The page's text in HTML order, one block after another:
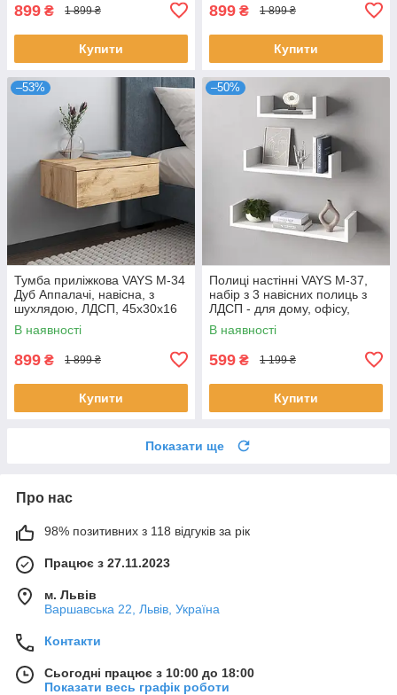
899 ₴ 1 899 ₴
Купити
899 ₴ 1 899 ₴
Купити
–53%
Тумба приліжкова VAYS M-34
Дуб Аппалачі, навісна, з
шухлядою, ЛДСП, 45х30х16
см – для спальні
В наявності
899 ₴ 1 899 ₴
Купити
–50%
Полиці настінні VAYS M-37,
набір з 3 навісних полиць з
ЛДСП - для дому, офісу,
вітальні
В наявності
599 ₴ 1 199 ₴
Купити
Показати ще
Про нас
98% позитивних з 118 відгуків за рік
Працює з 27.11.2023
м. Львів
Варшавська 22, Львів, Україна
Контакти
Сьогодні працює з 10:00 до 18:00
Показати весь графік роботи